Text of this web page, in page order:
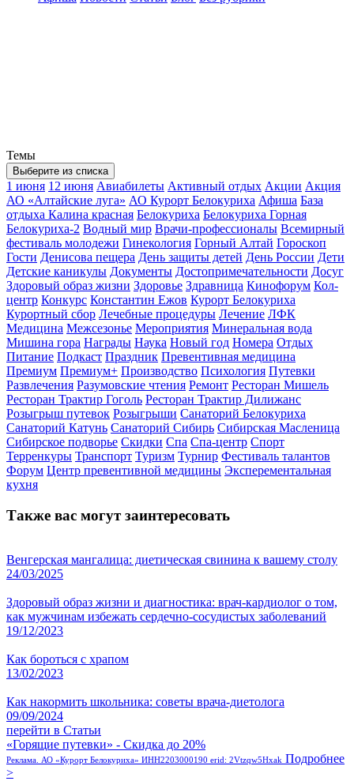
Темы
Выберите из списка
1 июня 12 июня Авиабилеты Активный отдых Акции Акция
АО «Алтайские луга» АО Курорт Белокуриха Афиша База
отдыха Калина красная Белокуриха Белокуриха Горная
Белокуриха-2 Водный мир Врачи-профессионалы Всемирный
фестиваль молодежи Гинекология Горный Алтай Гороскоп
Гости Денисова пещера День защиты детей День России Дети
Детские каникулы Документы Достопримечательности Досуг
Здоровый образ жизни Здоровье Здравница Кинофорум Кол-
центр Конкурс Константин Ежов Курорт Белокуриха
Курортный сбор Лечебные процедуры Лечение ЛФК
Медицина Межсезонье Мероприятия Минеральная вода
Мишина гора Награды Наука Новый год Номера Отдых
Питание Подкаст Праздник Превентивная медицина
Премиум Премиум+ Производство Психология Путевки
Развлечения Разумовские чтения Ремонт Ресторан Мишель
Ресторан Трактир Гоголь Ресторан Трактир Дилижанс
Розыгрыш путевок Розыгрыши Санаторий Белокуриха
Санаторий Катунь Санаторий Сибирь Сибирская Масленица
Сибирское подворье Скидки Спа Спа-центр Спорт
Терренкуры Транспорт Туризм Турнир Фестиваль талантов
Форум Центр превентивной медицины Эксперементальная
кухня
Также вас могут заинтересовать
Венгерская мангалица: диетическая свинина к вашему столу
24/03/2025
Здоровый образ жизни и диагностика: врач-кардиолог о том,
как мужчинам избежать сердечно-сосудистых заболеваний
19/12/2023
Как бороться с храпом
13/02/2023
Как накормить школьника: советы врача-диетолога
09/09/2024
перейти в Статьи
«Горящие путевки» - Скидка до 20%
Реклама. АО «Курорт Белокуриха» ИНН2203000190 erid: 2Vtzqw5Hxak Подробнее
>